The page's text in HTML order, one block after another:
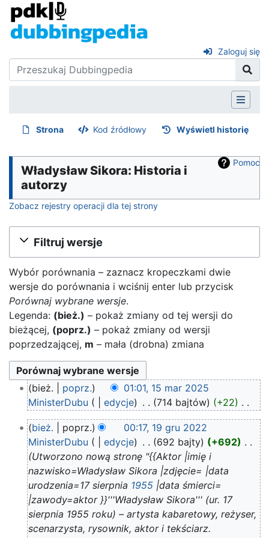
Zaloguj się
Strona Kod źródłowy Wyświetl historię
Pomoc
Władysław Sikora: Historia i
autorzy
Zobacz rejestry operacji dla tej strony
Filtruj wersje
Wybór porównania – zaznacz kropeczkami dwie
wersje do porównania i wciśnij enter lub przycisk
Porównaj wybrane wersje.
Legenda: (bież.) – pokaż zmiany od tej wersji do
bieżącej, (poprz.) – pokaż zmiany od wersji
poprzedzającej, m – mała (drobna) zmiana
15
mar
2025
bież. poprz.
01:01, 15 mar 2025
MinisterDubu
edycje 714 bajtów +22
i
e
p
o
d
a
n
o
19
2022
bież. poprz.
00:17, 19 gru 2022
MinisterDubu
edycje 692 bajty +692
Utworzono nową stronę "{{Aktor |imię i
nazwisko=Władysław Sikora |zdjęcie= |data
urodzenia=17 sierpnia 1955|data śmierci=
|zawody=aktor }}'''Władysław Sikora''' (ur. 17
sierpnia 1955 roku) – artysta kabaretowy, reżyser,
scenarzysta, rysownik, aktor i tekściarz.